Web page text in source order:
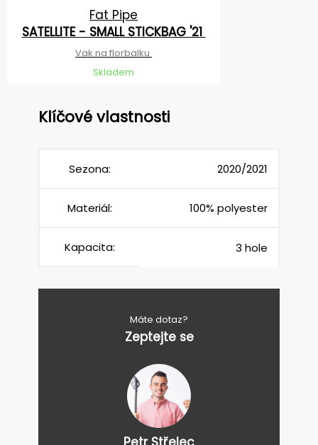
Fat Pipe
SATELLITE - SMALL STICKBAG '21
Vak na florbalku
Skladem
Klíčové vlastnosti
Sezona: 2020/2021
Materiál: 100% polyester
Kapacita: 3 hole
Máte dotaz?
Zeptejte se